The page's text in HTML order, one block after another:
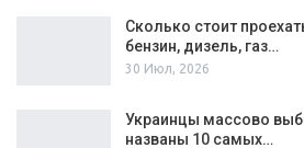
Сколько стоит
бензин, дизель, газ…
30 Июл, 2026
Украинцы массово
названы 10 самых…